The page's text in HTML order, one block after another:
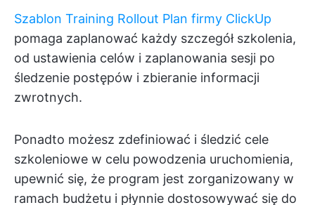
Szablon Training Rollout Plan firmy ClickUp
pomaga zaplanować każdy szczegół szkolenia,
od ustawienia celów i zaplanowania sesji po
śledzenie postępów i zbieranie informacji
zwrotnych.
Ponadto możesz zdefiniować i śledzić cele
szkoleniowe w celu powodzenia uruchomienia,
upewnić się, że program jest zorganizowany w
ramach budżetu i płynnie dostosowywać się do